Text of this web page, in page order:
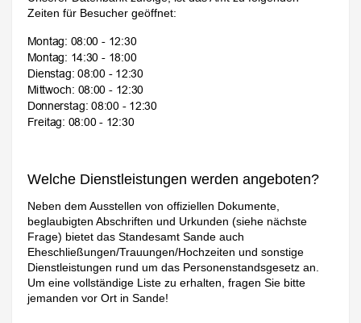
Zeiten für Besucher geöffnet:
Welche Dienstleistungen werden angeboten?
Neben dem Ausstellen von offiziellen Dokumente,
beglaubigten Abschriften und Urkunden (siehe nächste
Frage) bietet das Standesamt Sande auch
Eheschließungen/Trauungen/Hochzeiten und sonstige
Dienstleistungen rund um das Personenstandsgesetz an.
Um eine vollständige Liste zu erhalten, fragen Sie bitte
jemanden vor Ort in Sande!